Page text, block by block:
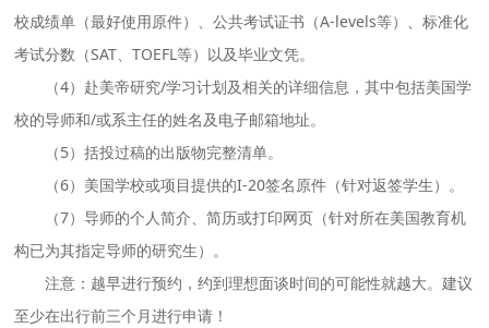
校成绩单（最好使用原件）、公共考试证书（A-levels等）、标准化
考试分数（SAT、TOEFL等）以及毕业文凭。
（4）赴美帝研究/学习计划及相关的详细信息，其中包括美国学
校的导师和/或系主任的姓名及电子邮箱地址。
（5）括投过稿的出版物完整清单。
（6）美国学校或项目提供的I-20签名原件（针对返签学生）。
（7）导师的个人简介、简历或打印网页（针对所在美国教育机
构已为其指定导师的研究生）。
注意：越早进行预约，约到理想面谈时间的可能性就越大。建议
至少在出行前三个月进行申请！